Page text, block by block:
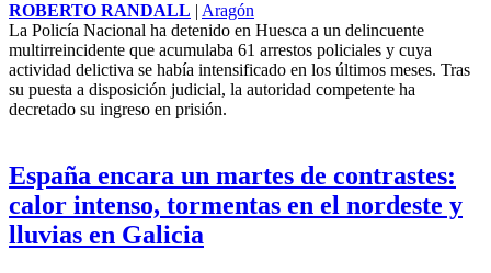
ROBERTO RANDALL | Aragón
La Policía Nacional ha detenido en Huesca a un delincuente
multirreincidente que acumulaba 61 arrestos policiales y cuya
actividad delictiva se había intensificado en los últimos meses. Tras
su puesta a disposición judicial, la autoridad competente ha
decretado su ingreso en prisión.
España encara un martes de contrastes:
calor intenso, tormentas en el nordeste y
lluvias en Galicia